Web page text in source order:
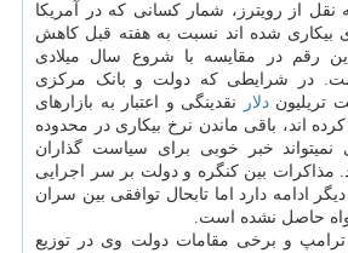
از رویترز، شمار کسانی که در آمریکا
بیکاری شده اند نسبت به هفته قبل کاهش
رقم در مقایسه با شروع سال میلادی
در شرایطی که دولت و بانک مرکزی
تریلیوندلار
نقدینگی و اعتبار به بازارهای
اند، باقی ماندن نرخ بیکاری در محدوده
خبر خوبی برای سیاست گذاران
مذاکرات بین کنگره و دولت بر سر اجرایی
ادامه دارد اما تابحال توافقی بین سران
حاصل نشده است.
ترامپ و برخی مقامات دولت وی در توزیع